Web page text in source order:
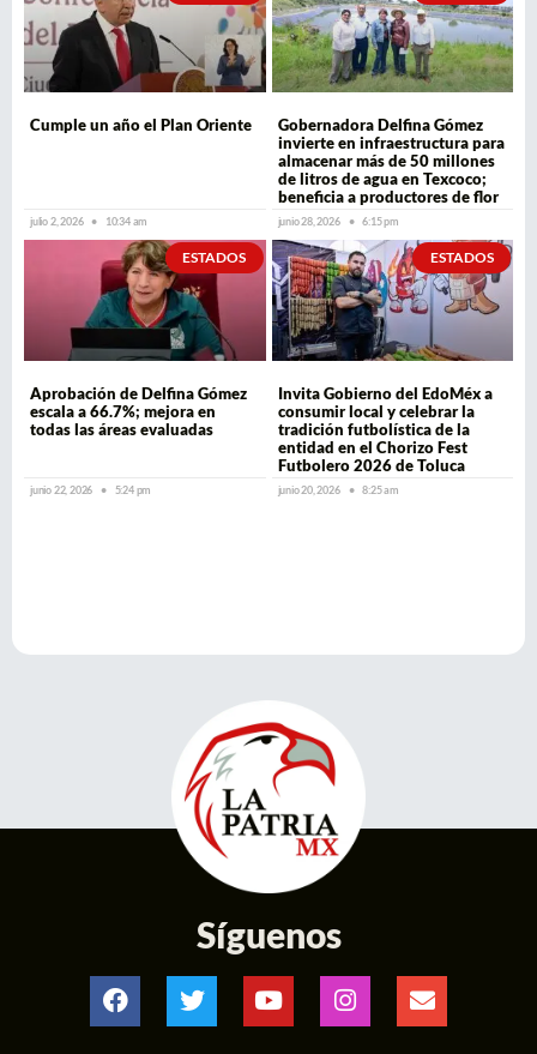
Cumple un año el Plan Oriente
julio 2, 2026 10:34 am
Gobernadora Delfina Gómez
invierte en infraestructura para
almacenar más de 50 millones
de litros de agua en Texcoco;
beneficia a productores de flor
junio 28, 2026 6:15 pm
ESTADOS
Aprobación de Delfina Gómez
escala a 66.7%; mejora en
todas las áreas evaluadas
junio 22, 2026 5:24 pm
ESTADOS
Invita Gobierno del EdoMéx a
consumir local y celebrar la
tradición futbolística de la
entidad en el Chorizo Fest
Futbolero 2026 de Toluca
junio 20, 2026 8:25 am
Síguenos